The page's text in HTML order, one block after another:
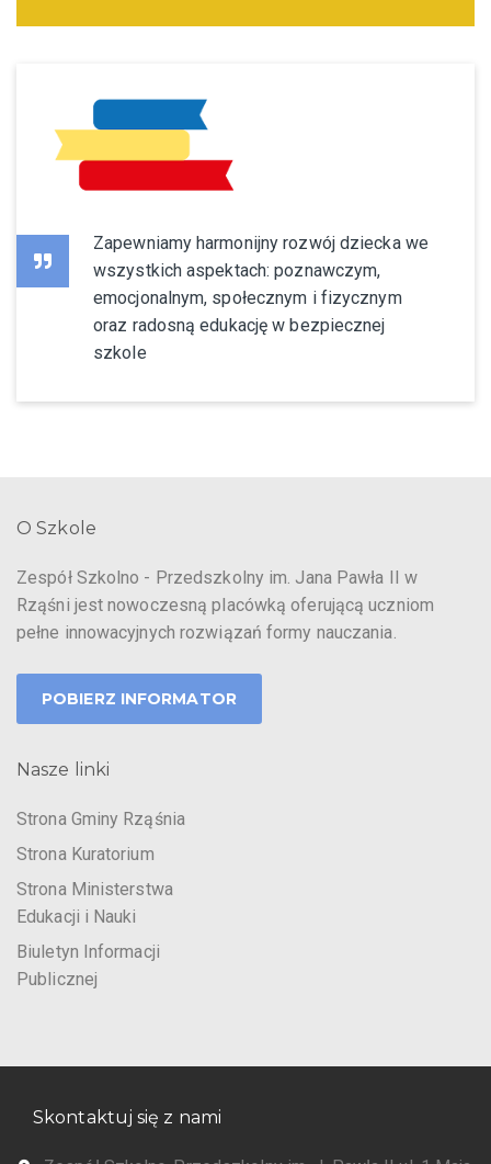
Zapewniamy harmonijny rozwój dziecka we
wszystkich aspektach: poznawczym,
emocjonalnym, społecznym i fizycznym
oraz radosną edukację w bezpiecznej
szkole
O Szkole
Zespół Szkolno - Przedszkolny im. Jana Pawła II w
Rząśni jest nowoczesną placówką oferującą uczniom
pełne innowacyjnych rozwiązań formy nauczania.
POBIERZ INFORMATOR
Nasze linki
Strona Gminy Rząśnia
Strona Kuratorium
Strona Ministerstwa
Edukacji i Nauki
Biuletyn Informacji
Publicznej
Skontaktuj się z nami